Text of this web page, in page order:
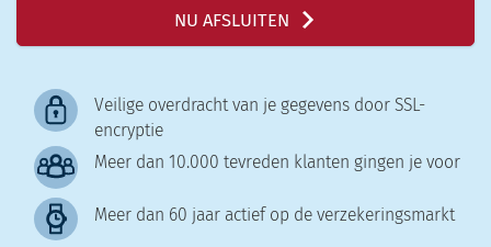
Veilige overdracht van je gegevens door SSL-
encryptie
Meer dan 10.000 tevreden klanten gingen je voor
Meer dan 60 jaar actief op de verzekeringsmarkt
NU AFSLUITEN